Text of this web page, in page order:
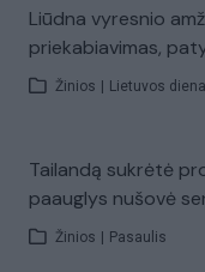
Liūdna vyresnio
priekabiavimas,
Žinios Lietuvos diena
Tailandą sukrėtė
paauglys nušovė
Žinios Pasaulis